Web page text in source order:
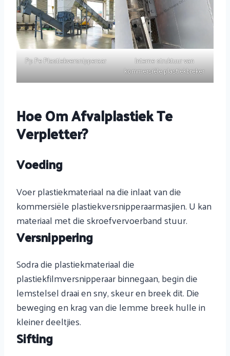
Pp Pe Plastiekversnipperaar
Interne struktuur van
kommersiële plastiekbreker
Hoe Om Afvalplastiek Te
Verpletter?
Voeding
Voer plastiekmateriaal na die inlaat van die
kommersiële plastiekversnipperaarmasjien. U kan
materiaal met die skroefvervoerband stuur.
Versnippering
Sodra die plastiekmateriaal die
plastiekfilmversnipperaar binnegaan, begin die
lemstelsel draai en sny, skeur en breek dit. Die
beweging en krag van die lemme breek hulle in
kleiner deeltjies.
Sifting